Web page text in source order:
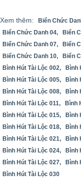
Xem thêm: Biển Chức
Biển Chức Danh 04,
Biển
Biển Chức Danh 07,
Biển
Biển Chức Danh 10,
Biển
Bình Hút Tài Lộc 002,
Bình
Bình Hút Tài Lộc 005,
Bình
Bình Hút Tài Lộc 008,
Bình
Bình Hút Tài Lộc 011,
Bình
Bình Hút Tài Lộc 015,
Bình
Bình Hút Tài Lộc 018,
Bình
Bình Hút Tài Lộc 021,
Bình
Bình Hút Tài Lộc 024,
Bình
Bình Hút Tài Lộc 027,
Bình
Bình Hút Tài Lộc 030